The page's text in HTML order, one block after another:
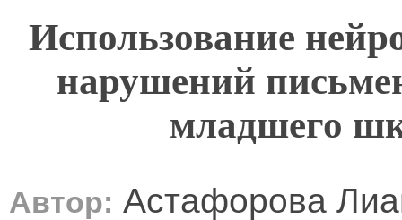
Использование
нарушений
младшего
Автор: Астафорова